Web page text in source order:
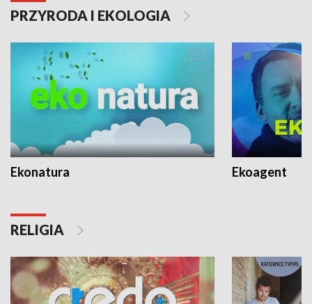
PRZYRODA I EKOLOGIA
Ekonatura Ekoagent
RELIGIA